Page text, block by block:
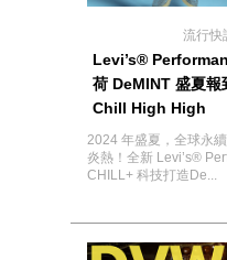
流行快
Levi’s®
荷 DeMINT 盛夏報
Chill High High
2024 年盛夏，全球永
炎熱！全新 Levi’s®
CHILL+ 科技打造De...